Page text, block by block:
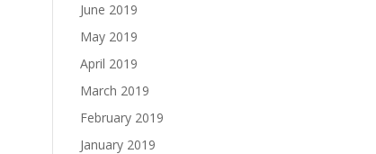
June 2019
May 2019
April 2019
March 2019
February 2019
January 2019